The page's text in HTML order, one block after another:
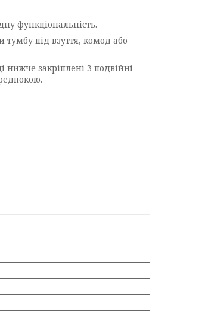
функціональність.
тумбу під взуття, комод або
закріплені 3 подвійні